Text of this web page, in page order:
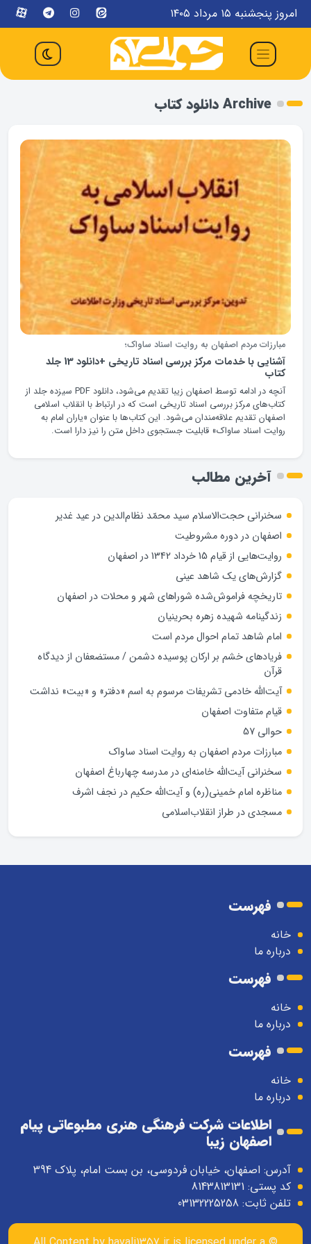
امروز پنجشنبه ۱۵ مرداد ۱۴۰۵
Archive دانلود کتاب
مبارزات مردم اصفهان به روایت اسناد ساواک؛
آشنایی با خدمات مرکز بررسی اسناد تاریخی +دانلود 13 جلد
کتاب
آنچه در ادامه توسط اصفهان زیبا تقدیم می‌شود، دانلود PDF سیزده جلد از
کتاب‌های مرکز بررسی اسناد تاریخی است که در ارتباط با انقلاب اسلامی
اصفهان تقدیم علاقه‌مندان می‌شود. این کتاب‌ها با عنوان «یاران امام به
روایت اسناد ساواک» قابلیت جستجوی داخل متن را نیز دارا است.
آخرین مطالب
سخنرانی حجت‌الاسلام سید محمّد نظام‌الدین در عید غدیر
اصفهان در دوره مشروطیت
روایت‌هایی از قیام 15 خرداد 1342 در اصفهان
گزارش‌های یک شاهد عینی
تاریخچه فراموش‌شده شوراهای شهر و محلات در اصفهان
زندگینامه شهيده زهره بحرينيان
امام شاهد تمام احوال مردم است
فریادهای خشم بر ارکان پوسیده دشمن / مستضعفان از دیدگاه
قرآن
آیت‌الله خادمی تشریفات مرسوم به اسم «دفتر» و «بیت» نداشت
قیام متفاوت اصفهان
حوالی 57
مبارزات مردم اصفهان به روایت اسناد ساواک
سخنرانی آیت‌الله خامنه‌ای در مدرسه چهارباغ اصفهان
مناظره امام خمینی(ره) و آیت‌الله حکیم در نجف اشرف
مسجدی در طراز انقلاب‌اسلامی
فهرست
خانه
درباره ما
فهرست
خانه
درباره ما
فهرست
خانه
درباره ما
اطلاعات شرکت فرهنگی هنری مطبوعاتی پیام
اصفهان زیبا
آدرس: اصفهان، خیابان فردوسی، بن بست امام، پلاک 394
کد پستی: 8143813131
تلفن ثابت: 03132225258